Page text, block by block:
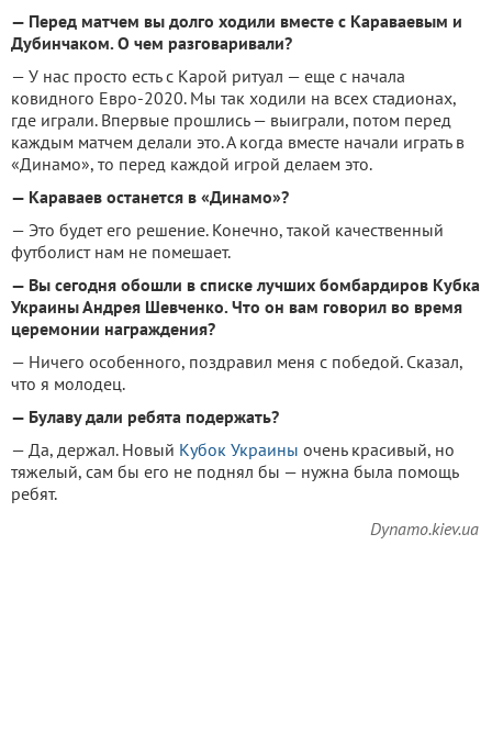
— Перед матчем вы долго ходили вместе с Караваевым и
Дубинчаком. О чем разговаривали?
— У нас просто есть с Карой ритуал — еще с начала
ковидного Евро-2020. Мы так ходили на всех стадионах,
где играли. Впервые прошлись — выиграли, потом перед
каждым матчем делали это. А когда вместе начали играть в
«Динамо», то перед каждой игрой делаем это.
— Караваев останется в «Динамо»?
— Это будет его решение. Конечно, такой качественный
футболист нам не помешает.
— Вы сегодня обошли в списке лучших бомбардиров Кубка
Украины Андрея Шевченко. Что он вам говорил во время
церемонии награждения?
— Ничего особенного, поздравил меня с победой. Сказал,
что я молодец.
— Булаву дали ребята подержать?
— Да, держал. Новый Кубок Украины очень красивый, но
тяжелый, сам бы его не поднял бы — нужна была помощь
ребят.
Dynamo.kiev.ua